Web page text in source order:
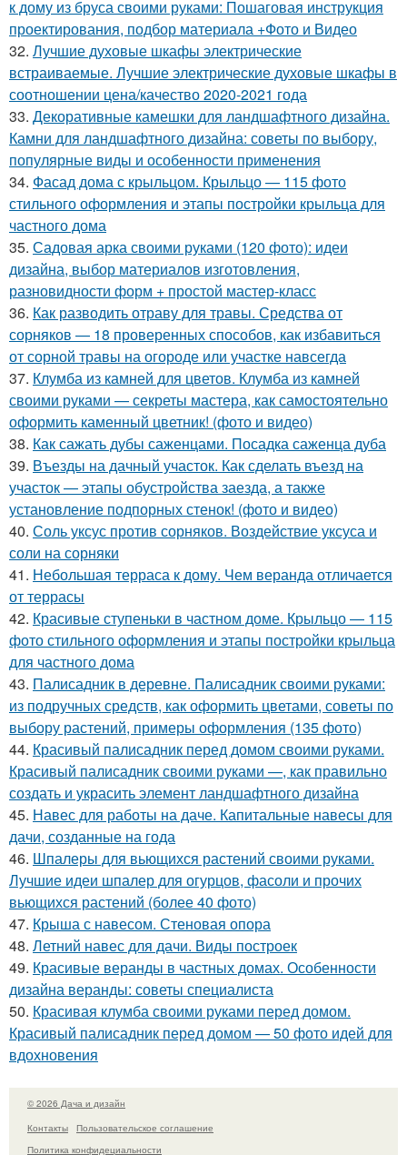
к дому из бруса своими руками: Пошаговая инструкция
проектирования, подбор материала +Фото и Видео
32. Лучшие духовые шкафы электрические
встраиваемые. Лучшие электрические духовые шкафы в
соотношении цена/качество 2020-2021 года
33. Декоративные камешки для ландшафтного дизайна.
Камни для ландшафтного дизайна: советы по выбору,
популярные виды и особенности применения
34. Фасад дома с крыльцом. Крыльцо — 115 фото
стильного оформления и этапы постройки крыльца для
частного дома
35. Садовая арка своими руками (120 фото): идеи
дизайна, выбор материалов изготовления,
разновидности форм + простой мастер-класс
36. Как разводить отраву для травы. Средства от
сорняков — 18 проверенных способов, как избавиться
от сорной травы на огороде или участке навсегда
37. Клумба из камней для цветов. Клумба из камней
своими руками — секреты мастера, как самостоятельно
оформить каменный цветник! (фото и видео)
38. Как сажать дубы саженцами. Посадка саженца дуба
39. Въезды на дачный участок. Как сделать въезд на
участок — этапы обустройства заезда, а также
установление подпорных стенок! (фото и видео)
40. Соль уксус против сорняков. Воздействие уксуса и
соли на сорняки
41. Небольшая терраса к дому. Чем веранда отличается
от террасы
42. Красивые ступеньки в частном доме. Крыльцо — 115
фото стильного оформления и этапы постройки крыльца
для частного дома
43. Палисадник в деревне. Палисадник своими руками:
из подручных средств, как оформить цветами, советы по
выбору растений, примеры оформления (135 фото)
44. Красивый палисадник перед домом своими руками.
Красивый палисадник своими руками —, как правильно
создать и украсить элемент ландшафтного дизайна
45. Навес для работы на даче. Капитальные навесы для
дачи, созданные на года
46. Шпалеры для вьющихся растений своими руками.
Лучшие идеи шпалер для огурцов, фасоли и прочих
вьющихся растений (более 40 фото)
47. Крыша с навесом. Стеновая опора
48. Летний навес для дачи. Виды построек
49. Красивые веранды в частных домах. Особенности
дизайна веранды: советы специалиста
50. Красивая клумба своими руками перед домом.
Красивый палисадник перед домом — 50 фото идей для
вдохновения
© 2026 Дача и дизайн
Контакты
Пользовательское соглашение
Политика конфидециальности